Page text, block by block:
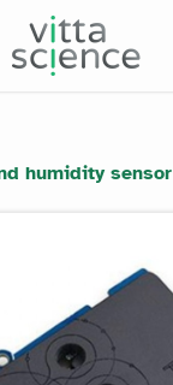
humidity sensor